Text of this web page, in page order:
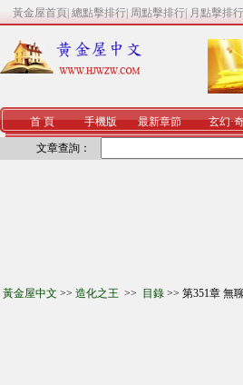
黃金屋首頁 總點擊排行 周點擊排行 月點擊排行
首 頁 手機版 最新章節 玄幻·
文章查詢：
黃金屋中文 >> 造化之王 >> 目錄 >> 第351章 無